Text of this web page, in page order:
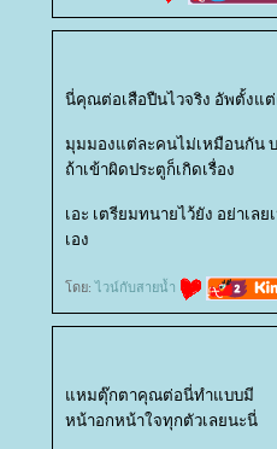
นี่คุณต่อเสือปืนไวจริง อัพตั้งแต่
มุมมองแต่ละคนไม่เหมือนกัน
ถ้าเข้าผิดประตูก็เกิดเรื่อง
เอะ เตรียมทนายไว้ยัง อย่าเล
เอง
ดย:ไวน์กับสายน้ำ
หมตุ๊กตาคุณต่อนี่ทำแบบมี
หน้าอกหน้าใจทุกตัวเลยนะนี่